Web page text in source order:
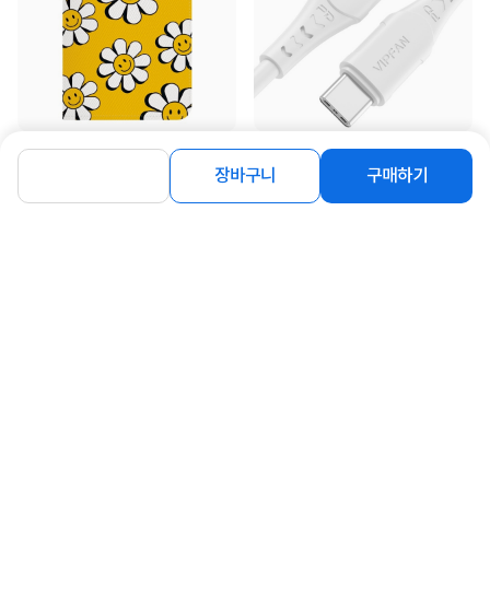
장바구니 구매하기
[S2B] 저스트포유 해킹방지 여권 케이
10,600원
[S2B] C to C VIPFAN PD60W 고속충
전케이블 P05 [2m ]
4,900원